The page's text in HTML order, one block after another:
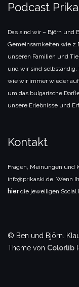
Podcast
Das sind wir – Björn und
Gemeinsamkeiten wie
unseren Familien und
und wir sind
wie wir immer wieder
um das bulgarische
unsere Erlebnisse und
Kontakt
Fragen, Meinungen und
info@prikaski.de. Wenn
hierdie jeweiligen Social
© Ben und Björn.
Theme von Colorlib